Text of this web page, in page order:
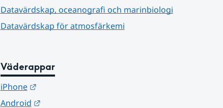
Datavärdskap, oceanografi och marinbiologi
Datavärdskap för atmosfärkemi
Väderappar
iPhone
Länk till annan webbplats.
Android
Länk till annan webbplats.